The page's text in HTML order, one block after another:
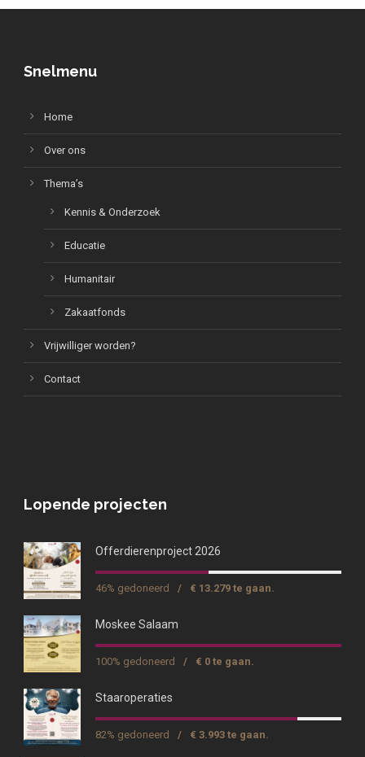
Snelmenu
Home
Over ons
Thema’s
Kennis & Onderzoek
Educatie
Humanitair
Zakaatfonds
Vrijwilliger worden?
Contact
Lopende projecten
Offerdierenproject 2026
46% gedoneerd / € 13.279 te gaan.
Moskee Salaam
100% gedoneerd / € 0 te gaan.
Staaroperaties
82% gedoneerd / € 3.993 te gaan.